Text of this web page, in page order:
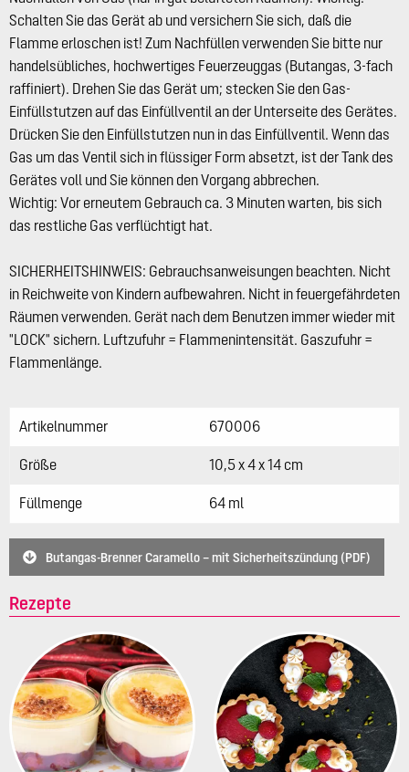
Schalten Sie das Gerät ab und versichern Sie sich, daß die
Flamme erloschen ist! Zum Nachfüllen verwenden Sie bitte nur
handelsübliches, hochwertiges Feuerzeuggas (Butangas, 3-fach
raffiniert). Drehen Sie das Gerät um; stecken Sie den Gas-
Einfüllstutzen auf das Einfüllventil an der Unterseite des Gerätes.
Drücken Sie den Einfüllstutzen nun in das Einfüllventil. Wenn das
Gas um das Ventil sich in flüssiger Form absetzt, ist der Tank des
Gerätes voll und Sie können den Vorgang abbrechen.
Wichtig: Vor erneutem Gebrauch ca. 3 Minuten warten, bis sich
das restliche Gas verflüchtigt hat.
SICHERHEITSHINWEIS: Gebrauchsanweisungen beachten. Nicht
in Reichweite von Kindern aufbewahren. Nicht in feuergefährdeten
Räumen verwenden. Gerät nach dem Benutzen immer wieder mit
"LOCK" sichern. Luftzufuhr = Flammenintensität. Gaszufuhr =
Flammenlänge.
Artikelnummer 670006
Größe 10,5 x 4 x 14 cm
Füllmenge 64 ml
Butangas-Brenner Caramello – mit Sicherheitszündung (PDF)
Rezepte